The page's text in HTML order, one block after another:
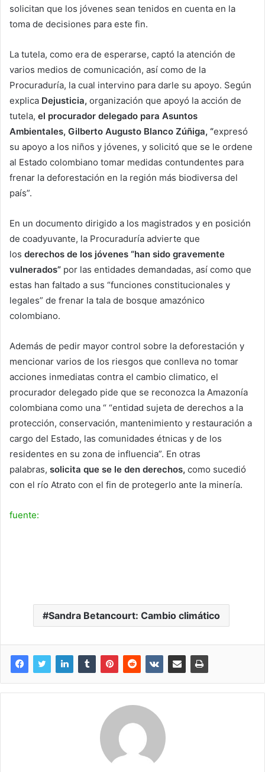
solicitan que los jóvenes sean tenidos en cuenta en la
toma de decisiones para este fin.
La tutela, como era de esperarse, captó la atención de
varios medios de comunicación, así como de la
Procuraduría, la cual intervino para darle su apoyo. Según
explica Dejusticia, organización que apoyó la acción de
tutela, el procurador delegado para Asuntos
Ambientales, Gilberto Augusto Blanco Zúñiga, “expresó
su apoyo a los niños y jóvenes, y solicitó que se le ordene
al Estado colombiano tomar medidas contundentes para
frenar la deforestación en la región más biodiversa del
país”.
En un documento dirigido a los magistrados y en posición
de coadyuvante, la Procuraduría advierte que
los derechos de los jóvenes “han sido gravemente
vulnerados” por las entidades demandadas, así como que
estas han faltado a sus “funciones constitucionales y
legales” de frenar la tala de bosque amazónico
colombiano.
Además de pedir mayor control sobre la deforestación y
mencionar varios de los riesgos que conlleva no tomar
acciones inmediatas contra el cambio climatico, el
procurador delegado pide que se reconozca la Amazonía
colombiana como una “ “entidad sujeta de derechos a la
protección, conservación, mantenimiento y restauración a
cargo del Estado, las comunidades étnicas y de los
residentes en su zona de influencia”. En otras
palabras, solicita que se le den derechos, como sucedió
con el río Atrato con el fin de protegerlo ante la minería.
fuente:
Sandra Betancourt: Cambio climático